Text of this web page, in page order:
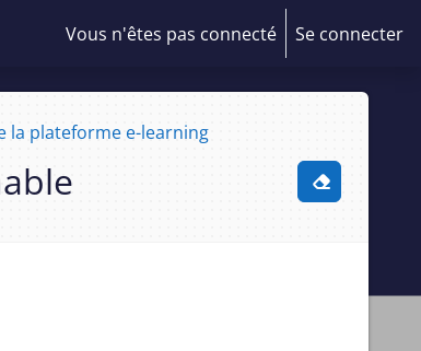
Vous n'êtes pas connecté Se connecter
la plateforme e-learning
Activer/